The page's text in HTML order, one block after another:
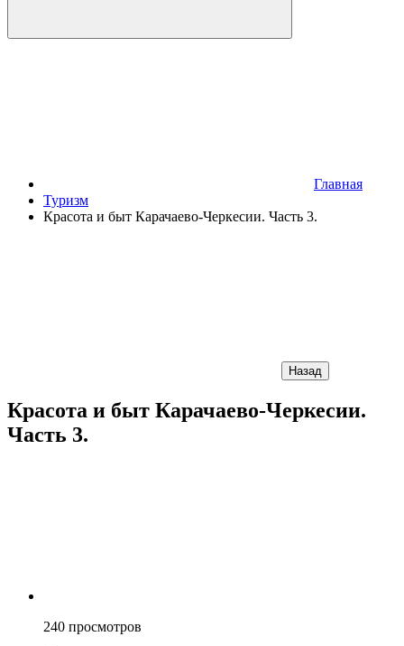
Главная
Туризм
Красота и быт Карачаево-Черкесии. Часть 3.
Назад
Красота и быт Карачаево-Черкесии.
Часть 3.
240 просмотров